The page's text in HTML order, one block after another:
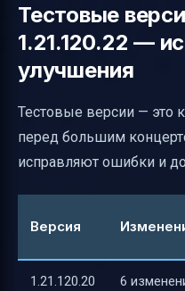
Тестовые
1.21.120.22 —
улучшения
Тестовые версии — это
перед большим
исправляют ошибки и
Версия
1.21.120.20 6